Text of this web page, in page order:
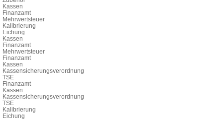
Kassen
Finanzamt
Mehrwertsteuer
Kalibrierung
Eichung
Kassen
Finanzamt
Mehrwertsteuer
Finanzamt
Kassen
Kassensicherungsverordnung
TSE
Finanzamt
Kassen
Kassensicherungsverordnung
TSE
Kalibrierung
Eichung